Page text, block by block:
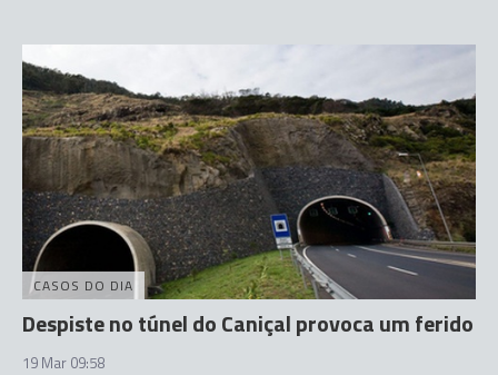
CASOS DO DIA
Despiste no túnel do Caniçal provoca um ferido
19 Mar 09:58